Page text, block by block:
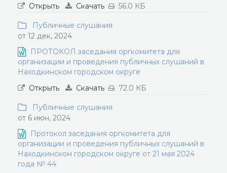
Открыть Скачать 56.0 КБ
Публичные слушания
от 12 дек, 2024
ПРОТОКОЛ заседания оргкомитета для
организации и проведения публичных слушаний в
Находкинском городском округе
Открыть
Скачать 72.0 КБ
Публичные слушания
от 6 июн, 2024
Протокол заседания оргкомитета для
организации и проведения публичных слушаний в
Находкинском городском округе от 21 мая 2024
года № 44